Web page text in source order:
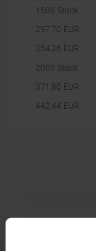
1500 Stück
297,70 EUR
354,26 EUR
2000 Stück
371,80 EUR
442,44 EUR